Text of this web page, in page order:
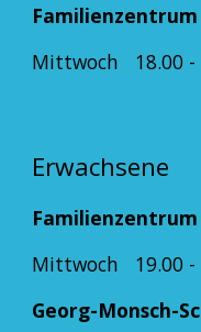
Mittwoch 18.00 -
Erwachsene
Mittwoch 19.00 -
Georg-Monsch-